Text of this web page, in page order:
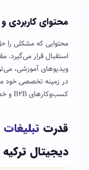
محتوای کاربردی
محتوایی که مشکلی را
استقبال قرار می‌گیرد.
ویدیوهای آموزشی،
در زمینه تخصصی خود
کسب‌وکارهای B2B و خدماتی بسیار مؤثر است.
قدرت تبلیغات
دیجیتال ترکیه